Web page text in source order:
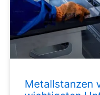
Metallstanzen